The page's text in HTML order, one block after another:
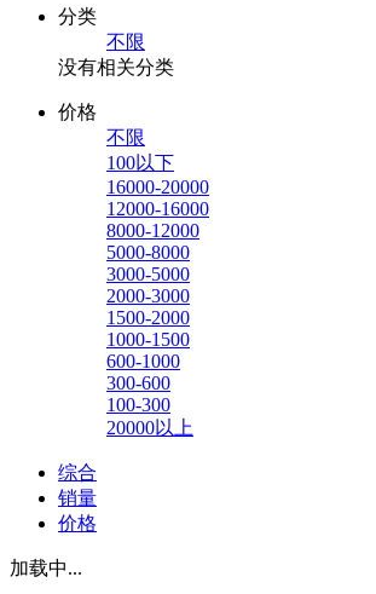
分类
不限
没有相关分类
价格
不限
100以下
16000-20000
12000-16000
8000-12000
5000-8000
3000-5000
2000-3000
1500-2000
1000-1500
600-1000
300-600
100-300
20000以上
综合
销量
价格
加载中...